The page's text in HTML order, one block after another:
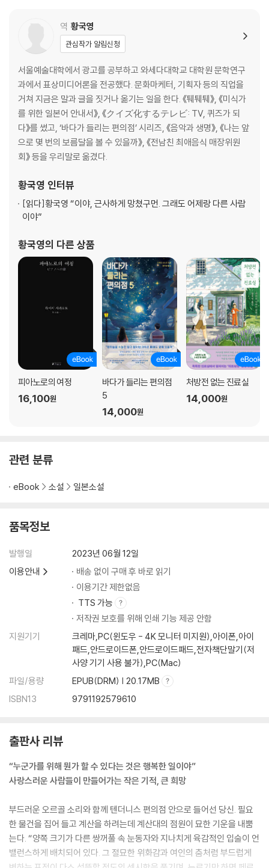
역 황국영
관심작가 알림신청
서울예술대학에서 광고를 공부하고 와세다대학교 대학원 문학연구
과에서 표상미디어론을 전공했다. 문화마케터, 기획자 등의 직업을
거쳐 지금은 말과 글을 짓거나 옮기는 일을 한다. 《퉤퉤퉤》, 《미식가
를 위한 일본어 안내서》, 《クイズ化するテレビ: TV, 퀴즈가 되
다》를 썼고, ‘바다가 들리는 편의점’ 시리즈, 《음악과 생명》, 《나는 앞
으로 몇 번의 보름달을 볼 수 있을까》, 《전남친 최애음식 매장위원
회》 등을 우리말로 옮겼다.
황국영 인터뷰
[읽다]황국영 “이야, 근사하게 망쳤구먼. 그래도 어제랑 다른 사람
이야”
황국영의 다른 상품
피아노로의 여정
16,100원
바다가 들리는 편의점
5
14,000원
처방전 없는 진료실
14,000원
관련 분류
eBook 소설 일본소설
품목정보
발행일
2023년 06월 12일
이용안내
배송 없이 구매 후 바로 읽기
이용기간 제한없음
TTS 가능
저작권 보호를 위해 인쇄 기능 제공 안함
지원기기
크레마,PC(윈도우 - 4K 모니터 미지원),아이폰,아이
패드,안드로이드폰,안드로이드패드,전자책단말기(저
사양 기기 사용 불가),PC(Mac)
파일/용량
EPUB(DRM) | 20.17MB
ISBN13
9791192579610
출판사 리뷰
“누군가를 위해 뭔가 할 수 있다는 것은 행복한 일이야”
사랑스러운 사람들이 만들어가는 작은 기적, 큰 희망
부드러운 오르골 소리와 함께 텐더니스 편의점 안으로 들어선 당신. 필요
한 물건을 집어 들고 계산을 하려는데 계산대의 점원이 묘한 기운을 내뿜
는다. “양쪽 크기가 다른 쌍꺼풀 속 눈동자와 지나치게 육감적인 입술이 언
밸런스하게 배치되어 있다. 그 절묘한 위화감과 여인의 춤처럼 부드럽게